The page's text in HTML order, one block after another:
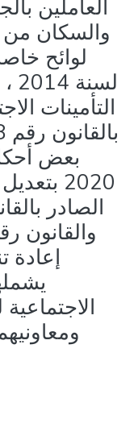
العاملين
والسكان من
التأمينات
2020
إعادة